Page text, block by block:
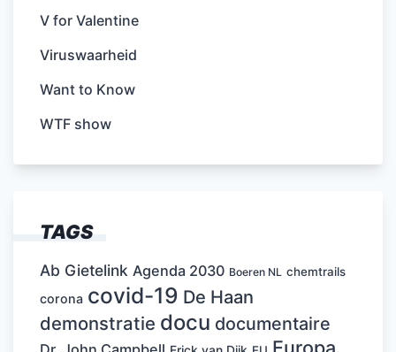
V for Valentine
Viruswaarheid
Want to Know
WTF show
TAGS
Ab Gietelink Agenda 2030 Boeren NL chemtrails
corona covid-19 De Haan
demonstratie docu documentaire
Europa